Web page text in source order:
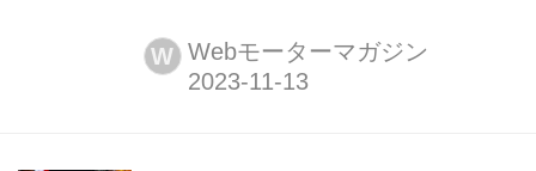
日(木)から19日(日)、WRC(世界ラリー
選手権)第13戦最終戦ラリー・ジャパ
W Webモーターマガジン